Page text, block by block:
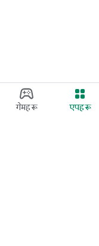
गेमहरू एपहरू